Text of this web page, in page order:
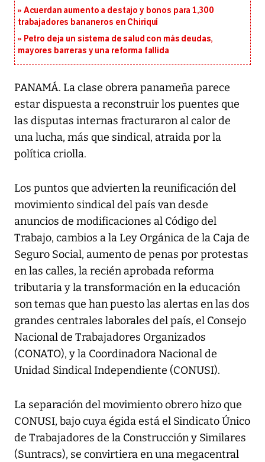
Acuerdan aumento a destajo y bonos para 1,300
trabajadores bananeros en Chiriquí
Petro deja un sistema de salud con más deudas,
mayores barreras y una reforma fallida
PANAMÁ. La clase obrera panameña parece
estar dispuesta a reconstruir los puentes que
las disputas internas fracturaron al calor de
una lucha, más que sindical, atraida por la
política criolla.
Los puntos que advierten la reunificación del
movimiento sindical del país van desde
anuncios de modificaciones al Código del
Trabajo, cambios a la Ley Orgánica de la Caja de
Seguro Social, aumento de penas por protestas
en las calles, la recién aprobada reforma
tributaria y la transformación en la educación
son temas que han puesto las alertas en las dos
grandes centrales laborales del país, el Consejo
Nacional de Trabajadores Organizados
(CONATO), y la Coordinadora Nacional de
Unidad Sindical Independiente (CONUSI).
La separación del movimiento obrero hizo que
CONUSI, bajo cuya égida está el Sindicato Único
de Trabajadores de la Construcción y Similares
(Suntracs), se convirtiera en una megacentral